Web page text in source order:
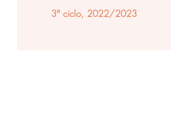
3° ciclo, 2022/2023